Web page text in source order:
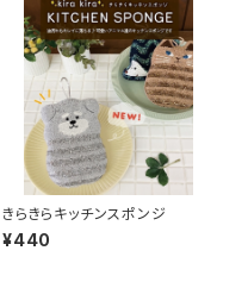
きらきらキッチンスポンジ
¥440